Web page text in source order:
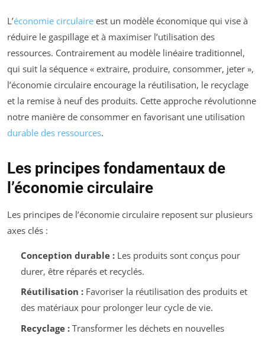
L’économie circulaire est un modèle économique qui vise à
réduire le gaspillage et à maximiser l’utilisation des
ressources. Contrairement au modèle linéaire traditionnel,
qui suit la séquence « extraire, produire, consommer, jeter »,
l’économie circulaire encourage la réutilisation, le recyclage
et la remise à neuf des produits. Cette approche révolutionne
notre manière de consommer en favorisant une utilisation
durable des ressources.
Les principes fondamentaux de
l’économie circulaire
Les principes de l’économie circulaire reposent sur plusieurs
axes clés :
Conception durable :Les produits sont conçus pour
durer, être réparés et recyclés.
Réutilisation :Favoriser la réutilisation des produits et
des matériaux pour prolonger leur cycle de vie.
Recyclage :Transformer les déchets en nouvelles